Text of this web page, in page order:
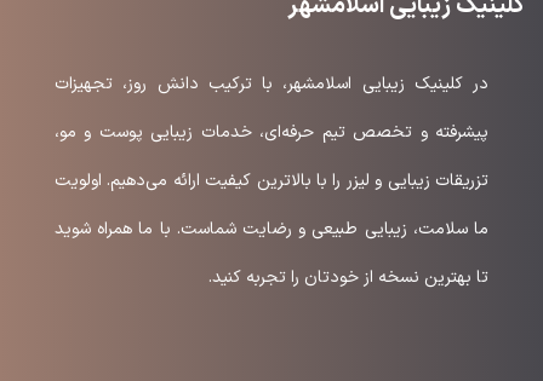
در کلینیک زیبایی اسلامشهر، با ترکیب دانش روز، تجهیزات
پیشرفته و تخصص تیم حرفه‌ای، خدمات زیبایی پوست و مو،
تزریقات زیبایی و لیزر را با بالاترین کیفیت ارائه می‌دهیم. اولویت
ما سلامت، زیبایی طبیعی و رضایت شماست. با ما همراه شوید
تا بهترین نسخه از خودتان را تجربه کنید.